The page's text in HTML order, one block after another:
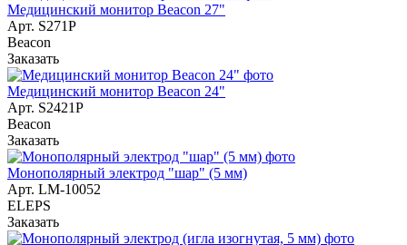
Медицинский монитор Beacon 27"
Арт. S271P
Beacon
Заказать
Медицинский монитор Beacon 24"
Арт. S2421P
Beacon
Заказать
Монополярный электрод "шар" (5 мм)
Арт. LM-10052
ELEPS
Заказать